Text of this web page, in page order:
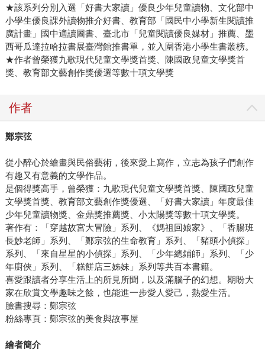
★該系列分別入選「好書大家讀」優良少年兒童讀物、文化部中
小學生優良課外讀物推介好書、教育部「國民中小學新生閱讀推
廣計畫」國中適讀圖書、臺北市「兒童閱讀優良媒材」推薦、墨
西哥瓜達拉哈拉書展臺灣館推書單，並入圍香港小學生書叢榜。
★作者曾榮獲九歌現代兒童文學獎首獎、陳國政兒童文學獎首
獎、教育部文藝創作獎優選等數十項文學獎
作者
鄭宗弦
從小醉心於繪畫與民俗藝術，後來愛上寫作，立志為孩子們創作
有趣又有意義的文學作品。
是個得獎高手，曾榮獲：九歌現代兒童文學獎首獎、陳國政兒童
文學獎首獎、教育部文藝創作獎優選、「好書大家讀」年度最佳
少年兒童讀物獎、金鼎獎推薦獎、小太陽獎等數十項文學獎。
著作有：「穿越故宮大冒險」系列、《媽祖回娘家》、「香腸班
長妙老師」系列、「鄭宗弦的生命教育」系列、「豬頭小偵探」
系列、「來自星星的小偵探」系列、「少年總鋪師」系列、「少
年廚俠」系列、「糕餅店三姊妹」系列等共百本書籍。
喜愛跟讀者分享生活上的所見所聞，以及滿腦子的幻想。期盼大
家在欣賞文學趣味之餘，也能進一步愛人愛己，熱愛生活。
臉書搜尋：鄭宗弦
粉絲專頁：鄭宗弦的美食與故事屋
繪者簡介